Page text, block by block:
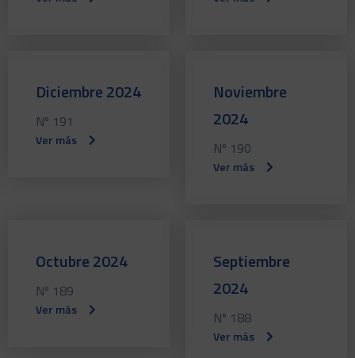
Diciembre 2024
Nº 191
Ver más
Noviembre
2024
Nº 190
Ver más
Octubre 2024
Nº 189
Ver más
Septiembre
2024
Nº 188
Ver más